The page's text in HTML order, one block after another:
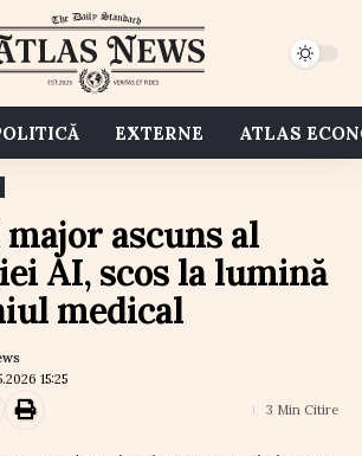
EXTERNE ATLAS
ascuns al
AI, scos la lumină
medical
15:25
3 Min Citire